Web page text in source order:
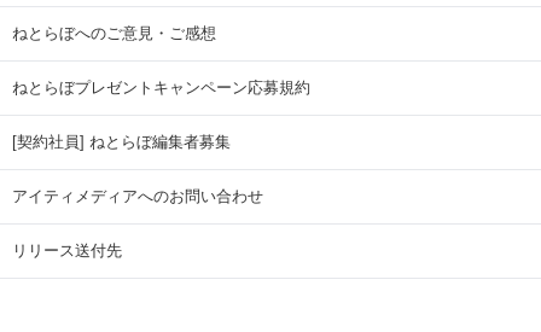
ねとらぼへのご意見・ご感想
ねとらぼプレゼントキャンペーン応募規約
[契約社員] ねとらぼ編集者募集
アイティメディアへのお問い合わせ
リリース送付先